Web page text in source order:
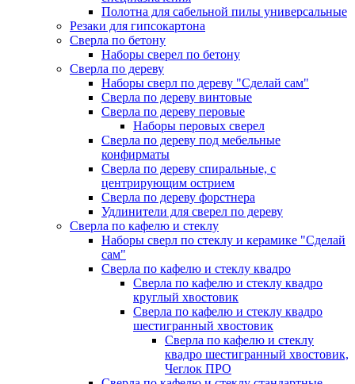
Полотна для сабельной пилы универсальные
Резаки для гипсокартона
Сверла по бетону
Наборы сверел по бетону
Сверла по дереву
Наборы сверл по дереву "Сделай сам"
Сверла по дереву винтовые
Сверла по дереву перовые
Наборы перовых сверел
Сверла по дереву под мебельные
конфирматы
Сверла по дереву спиральные, с
центрирующим острием
Сверла по дереву форстнера
Удлинители для сверел по дереву
Сверла по кафелю и стеклу
Наборы сверл по стеклу и керамике "Сделай
сам"
Сверла по кафелю и стеклу квадро
Сверла по кафелю и стеклу квадро
круглый хвостовик
Сверла по кафелю и стеклу квадро
шестигранный хвостовик
Сверла по кафелю и стеклу
квадро шестигранный хвостовик,
Чеглок ПРО